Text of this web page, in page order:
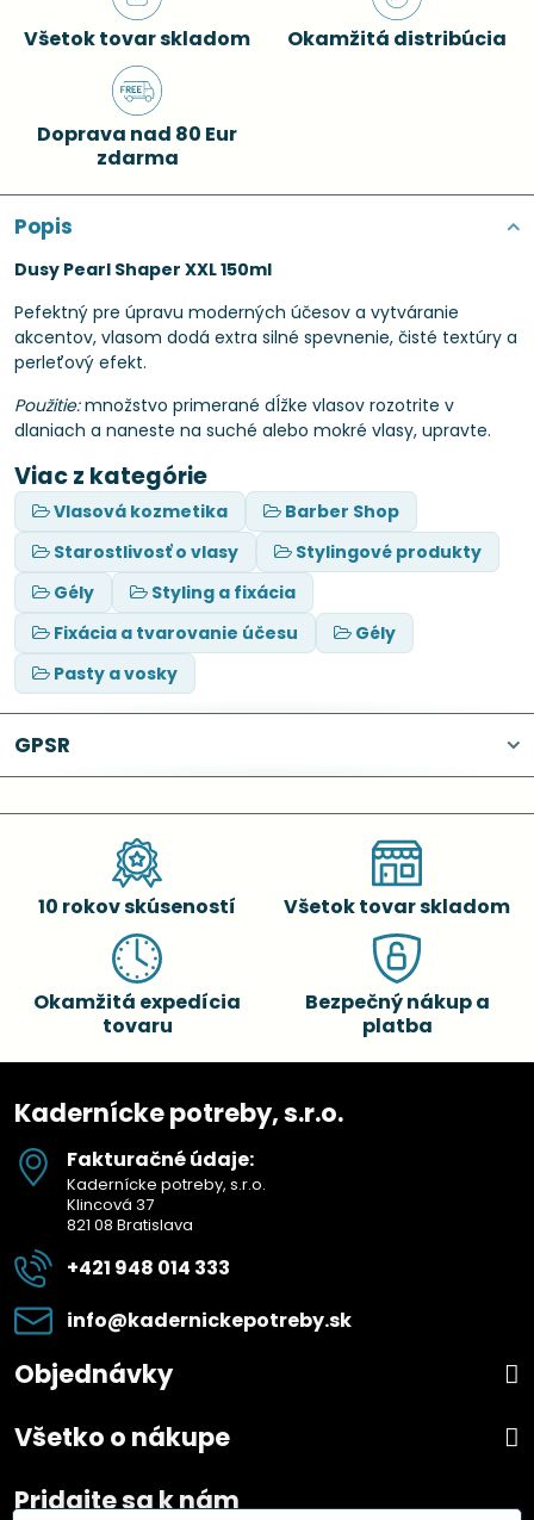
Všetok tovar skladom Okamžitá distribúcia
Doprava nad 80 Eur
zdarma
Popis
Dusy Pearl Shaper XXL 150ml
Pefektný pre úpravu moderných účesov a vytváranie
akcentov, vlasom dodá extra silné spevnenie, čisté textúry a
perleťový efekt.
Použitie:množstvo primerané dĺžke vlasov rozotrite v
dlaniach a naneste na suché alebo mokré vlasy, upravte.
Viac z kategórie
Vlasová kozmetika
Barber Shop
Starostlivosť o vlasy
Stylingové produkty
Gély
Styling a fixácia
Fixácia a tvarovanie účesu
Gély
Pasty a vosky
GPSR
10 rokov skúseností Všetok tovar skladom
Okamžitá expedícia
tovaru
Bezpečný nákup a
platba
Kadernícke potreby, s.r.o.
Fakturačné údaje:
Kadernícke potreby, s.r.o.
Klincová 37
821 08 Bratislava
+421 948 014 333
info​@kadernickepotreby​.sk
Objednávky
Všetko o nákupe
Pridajte sa k nám